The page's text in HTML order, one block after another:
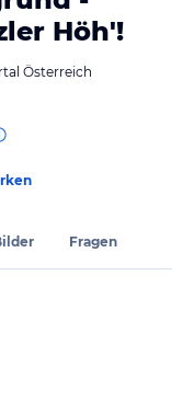
Höh'!
Österreich
Fragen